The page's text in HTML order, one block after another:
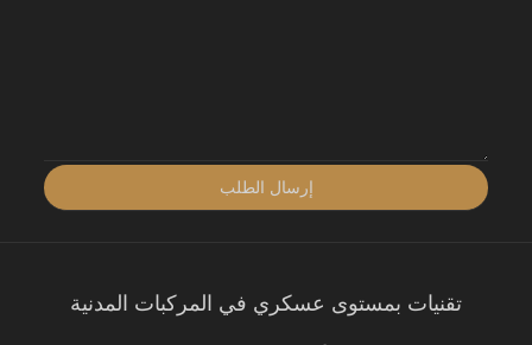
تقنيات بمستوى عسكري في المركبات المدنية